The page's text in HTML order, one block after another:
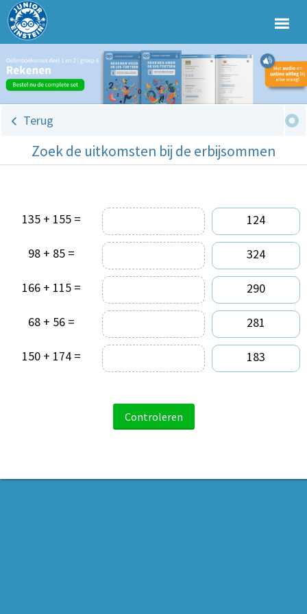
Terug
Zoek de uitkomsten bij de erbijsommen
135 + 155 =
98 + 85 =
166 + 115 =
68 + 56 =
150 + 174 =
124
324
290
281
183